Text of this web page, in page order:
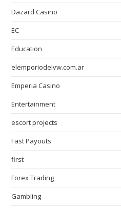
Dazard Casino
EC
Education
elemporiodelvw.com.ar
Emperia Casino
Entertainment
escort projects
Fast Payouts
first
Forex Trading
Gambling